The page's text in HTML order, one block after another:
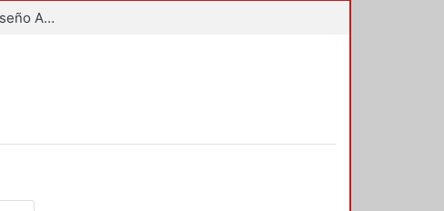
Especialidad en Diseño Ambiental